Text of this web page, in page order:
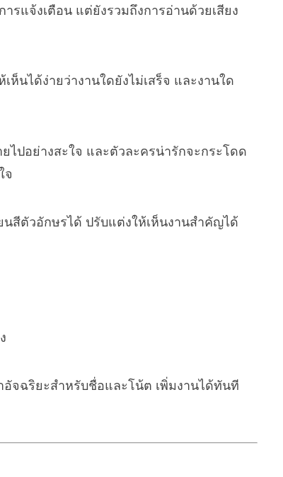
รแจ้งเตือน แต่ยังรวมถึงการอ่านด้วยเสียง
ห็นได้ง่ายว่างานใดยังไม่เสร็จ และงานใด
ไปอย่างสะใจ และตัวละครน่ารักจะกระโดด
จ
สีตัวอักษรได้ ปรับแต่งให้เห็นงานสำคัญได้
จฉริยะสำหรับชื่อและโน้ต เพิ่มงานได้ทันที